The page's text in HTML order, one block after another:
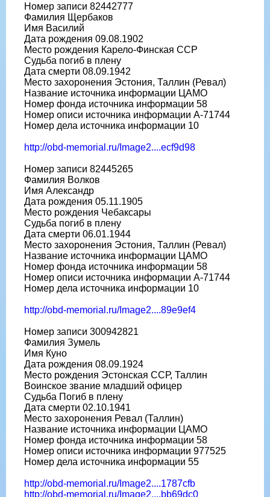
Номер записи 82442777
Фамилия Щербаков
Имя Василий
Дата рождения 09.08.1902
Место рождения Карело-Финская ССР
Судьба погиб в плену
Дата смерти 08.09.1942
Место захоронения Эстония, Таллин (Ревал)
Название источника информации ЦАМО
Номер фонда источника информации 58
Номер описи источника информации A-71744
Номер дела источника информации 10
http://obd-memorial.ru/Image2....ecf9d98
Номер записи 82445265
Фамилия Волков
Имя Александр
Дата рождения 05.11.1905
Место рождения Чебаксары
Судьба погиб в плену
Дата смерти 06.01.1944
Место захоронения Эстония, Таллин (Ревал)
Название источника информации ЦАМО
Номер фонда источника информации 58
Номер описи источника информации A-71744
Номер дела источника информации 10
http://obd-memorial.ru/Image2....89e9ef4
Номер записи 300942821
Фамилия Зумель
Имя Куно
Дата рождения 08.09.1924
Место рождения Эстонская ССР, Таллин
Воинское звание младший офицер
Судьба Погиб в плену
Дата смерти 02.10.1941
Место захоронения Ревал (Таллин)
Название источника информации ЦАМО
Номер фонда источника информации 58
Номер описи источника информации 977525
Номер дела источника информации 55
http://obd-memorial.ru/Image2....1787cfb
http://obd-memorial.ru/Image2....bb69dc0